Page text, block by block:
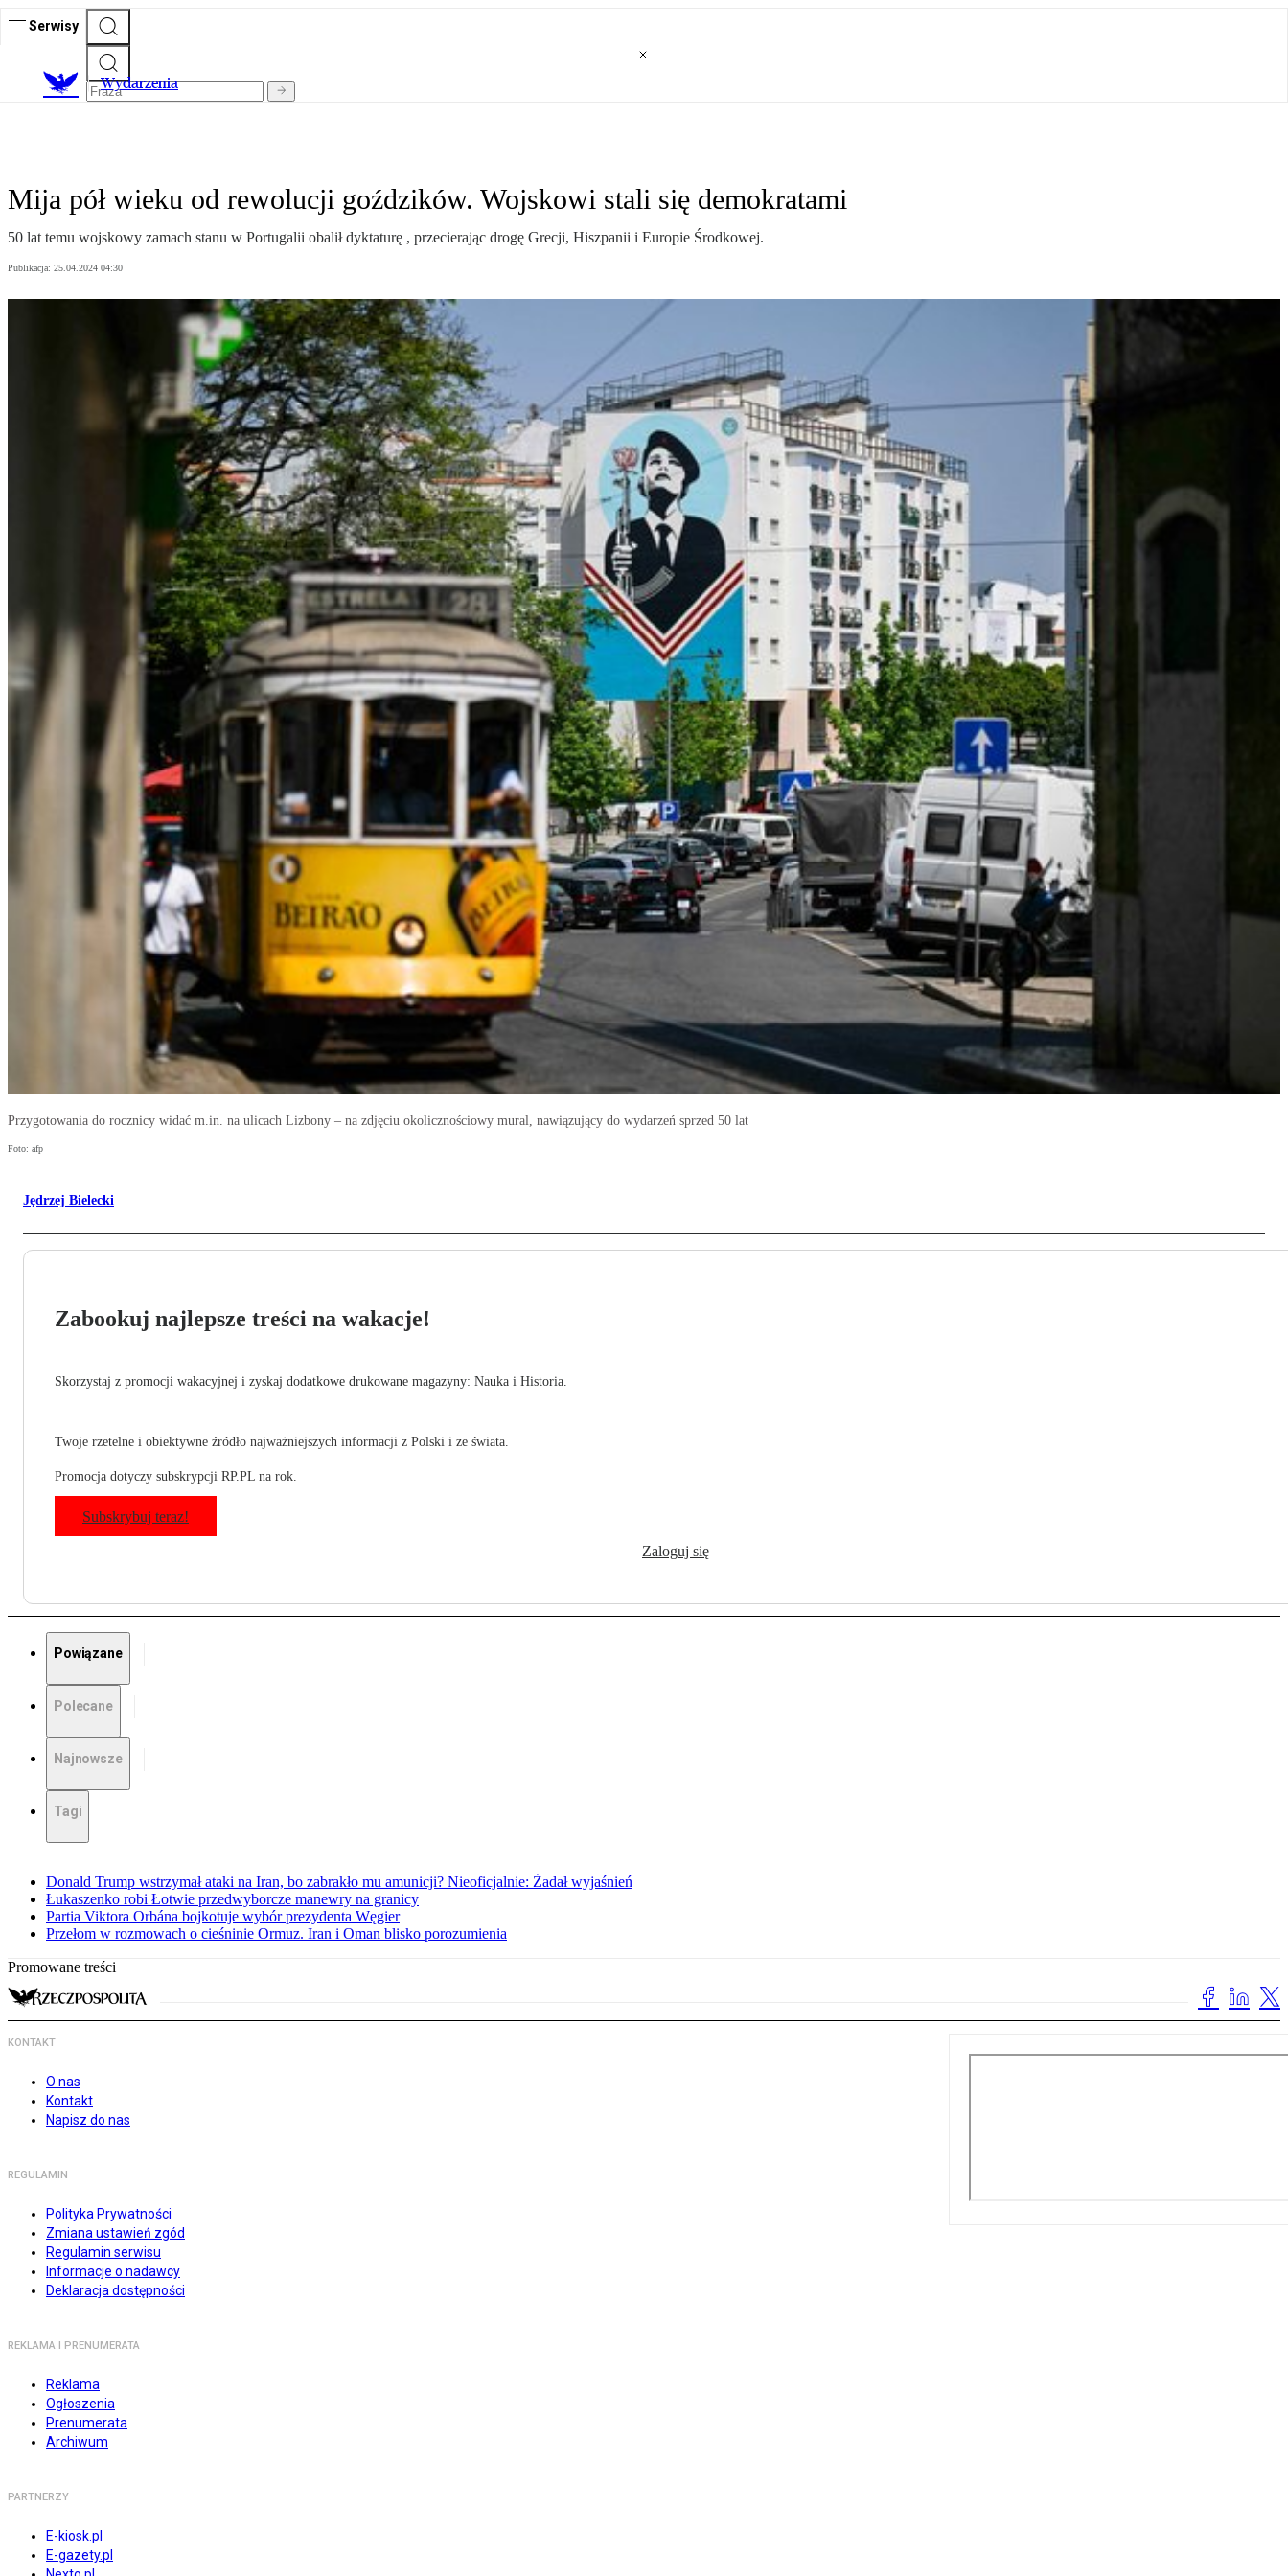
Serwisy
Wydarzenia
Mija pół wieku od rewolucji goździków. Wojskowi stali się demokratami
50 lat temu wojskowy zamach stanu w Portugalii obalił dyktaturę , przecierając drogę Grecji, Hiszpanii i Europie Środkowej.
Publikacja: 25.04.2024 04:30
Przygotowania do rocznicy widać m.in. na ulicach Lizbony – na zdjęciu okolicznościowy mural, nawiązujący do wydarzeń sprzed 50 lat
Foto: afp
Jędrzej Bielecki
Zabookuj najlepsze treści na wakacje!
Skorzystaj z promocji wakacyjnej i zyskaj dodatkowe drukowane magazyny: Nauka i Historia.
Twoje rzetelne i obiektywne źródło najważniejszych informacji z Polski i ze świata.
Promocja dotyczy subskrypcji RP.PL na rok.
Subskrybuj teraz!
Zaloguj się
Powiązane
Polecane
Najnowsze
Tagi
Donald Trump wstrzymał ataki na Iran, bo zabrakło mu amunicji? Nieoficjalnie: Żadał wyjaśnień
Łukaszenko robi Łotwie przedwyborcze manewry na granicy
Partia Viktora Orbána bojkotuje wybór prezydenta Węgier
Przełom w rozmowach o cieśninie Ormuz. Iran i Oman blisko porozumienia
Promowane treści
KONTAKT
O nas
Kontakt
Napisz do nas
REGULAMIN
Polityka Prywatności
Zmiana ustawień zgód
Regulamin serwisu
Informacje o nadawcy
Deklaracja dostępności
REKLAMA I PRENUMERATA
Reklama
Ogłoszenia
Prenumerata
Archiwum
PARTNERZY
E-kiosk.pl
E-gazety.pl